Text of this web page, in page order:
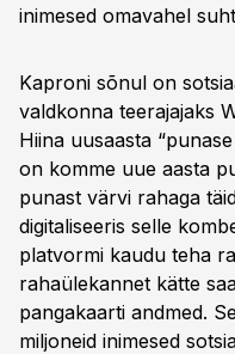
inimesed omavahel
Kaproni sõnul on
valdkonna teerajajaks
Hiina uusaasta
on komme uue aasta
punast värvi rahaga
digitaliseeris selle
platvormi kaudu teha
rahaülekannet kätte
pangakaarti andmed.
miljoneid inimesed